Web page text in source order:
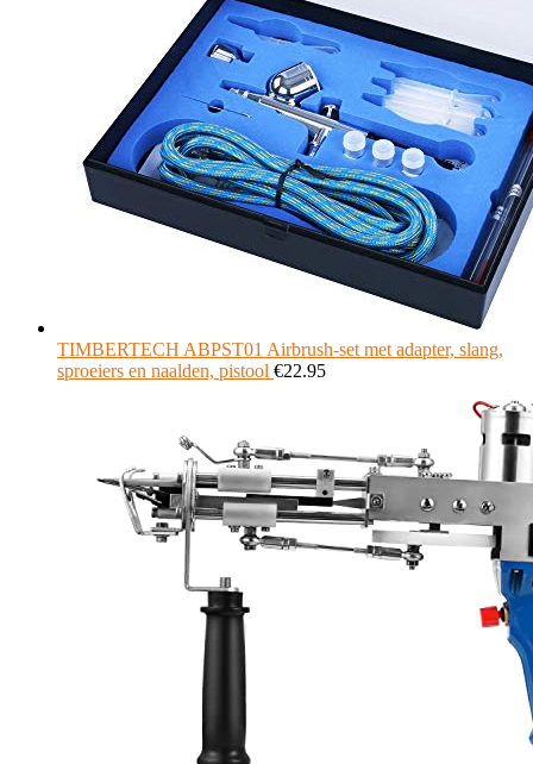
TIMBERTECH ABPST01 Airbrush-set met adapter, slang,
sproeiers en naalden, pistool €22.95